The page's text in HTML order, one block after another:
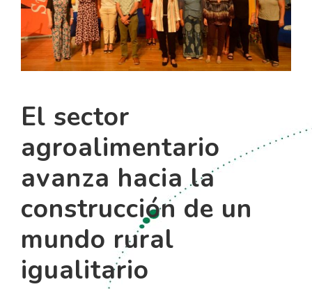
El sector
agroalimentario
avanza hacia la
construcción de un
mundo rural
igualitario